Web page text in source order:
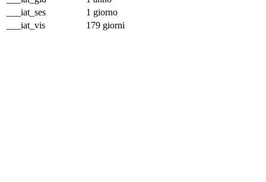
___iat_ses
1 giorno
___iat_vis
179 giorni